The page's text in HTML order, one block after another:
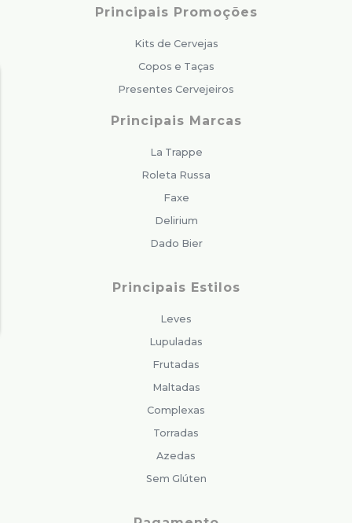
Principais Promoções
Kits de Cervejas
Copos e Taças
Presentes Cervejeiros
Principais Marcas
La Trappe
Roleta Russa
Faxe
Delirium
Dado Bier
Principais Estilos
Leves
Lupuladas
Frutadas
Maltadas
Complexas
Torradas
Azedas
Sem Glúten